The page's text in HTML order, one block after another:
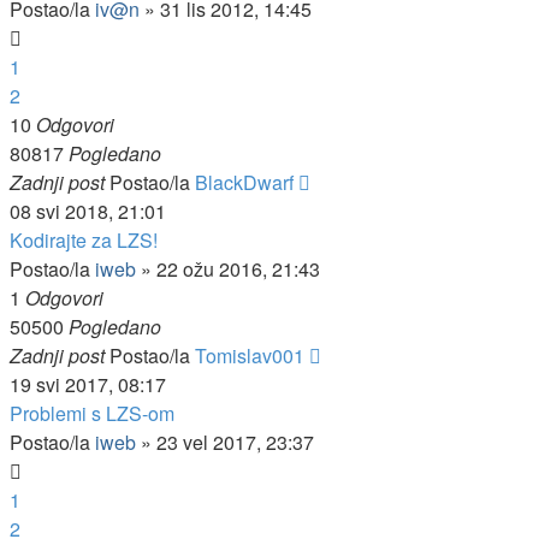
Postao/la iv@n » 31 lis 2012, 14:45
1
2
10 Odgovori
80817Pogledano
Zadnji postPostao/la BlackDwarf
08 svi 2018, 21:01
Kodirajte za LZS!
Postao/la iweb » 22 ožu 2016, 21:43
1 Odgovori
50500 Pogledano
Zadnji postPostao/laTomislav001
19 svi 2017, 08:17
Problemi s LZS-om
Postao/la iweb » 23 vel 2017, 23:37
1
2